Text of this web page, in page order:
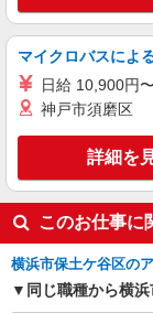
グループホーム せ
キー
マイクロバスによ
日給 10,900円
神戸市須磨区
詳細を
このお仕事に
横浜市保土ケ谷区の
同じ職種から横